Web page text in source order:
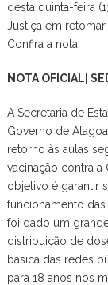
desta quinta-feira
Justiça em retomar
Confira a nota:
NOTA OFICIAL|
A Secretaria de
Governo de
retorno às aulas
vacinação contra
objetivo é garantir
funcionamento das
foi dado um
distribuição de
básica das redes
para 18 anos nos